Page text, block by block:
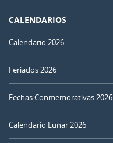
CALENDARIOS
Calendario 2026
Feriados 2026
Fechas Conmemorativas 2026
Calendario Lunar 2026